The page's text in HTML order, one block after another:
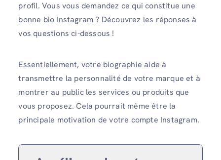
profil. Vous vous demandez ce qui constitue une
bonne bio Instagram ? Découvrez les réponses à
vos questions ci-dessous !
Essentiellement, votre biographie aide à
transmettre la personnalité de votre marque et à
montrer au public les services ou produits que
vous proposez. Cela pourrait même être la
principale motivation de votre compte Instagram.